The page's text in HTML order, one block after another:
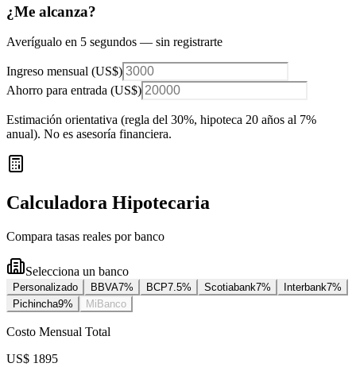
¿Me alcanza?
Averígualo en 5 segundos — sin registrarte
Ingreso mensual (US$)
Ahorro para entrada (US$)
Estimación orientativa (regla del 30%, hipoteca 20 años al 7%
anual). No es asesoría financiera.
Calculadora Hipotecaria
Compara tasas reales por banco
Selecciona un banco
Personalizado BBVA7% BCP7.5% Scotiabank7% Interbank7%
Pichincha9% MiBanco
Costo Mensual Total
US$ 1895